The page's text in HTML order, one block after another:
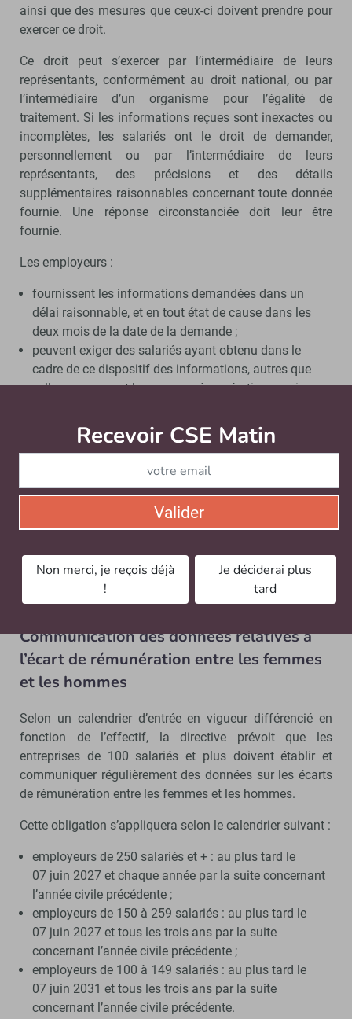
ainsi que des mesures que ceux-ci doivent prendre pour
exercer ce droit.
Ce droit peut s’exercer par l’intermédiaire de leurs
représentants, conformément au droit national, ou par
l’intermédiaire d’un organisme pour l’égalité de
traitement. Si les informations reçues sont inexactes ou
incomplètes, les salariés ont le droit de demander,
personnellement ou par l’intermédiaire de leurs
représentants, des précisions et des détails
supplémentaires raisonnables concernant toute donnée
fournie. Une réponse circonstanciée doit leur être
fournie.
Les employeurs :
fournissent les informations demandées dans un
délai raisonnable, et en tout état de cause dans les
deux mois de la date de la demande ;
peuvent exiger des salariés ayant obtenu dans le
cadre de ce dispositif des informations, autres que
celles concernant leur propre rémunération ou niveau
autres que l’exercice de leur droit à l’égalité des
rémunérations.
La directive prévoit que les salariés ne doivent pas être
empêchés de divulguer leur rémunération aux fins de
l’application du principe de l’égalité des rémunérations.
Les États doivent mettre en place des mesures visant à
interdire les clauses contractuelles qui empêchent les
travailleurs de divulguer des informations sur leur
Communication des données relatives à
l’écart de rémunération entre les femmes
et les hommes
Selon un calendrier d’entrée en vigueur différencié en
fonction de l’effectif, la directive prévoit que les
entreprises de 100 salariés et plus doivent établir et
communiquer régulièrement des données sur les écarts
de rémunération entre les femmes et les hommes.
Cette obligation s’appliquera selon le calendrier suivant :
employeurs de 250 salariés et + : au plus tard le
07 juin 2027 et chaque année par la suite concernant
l’année civile précédente ;
employeurs de 150 à 259 salariés : au plus tard le
07 juin 2027 et tous les trois ans par la suite
concernant l’année civile précédente ;
employeurs de 100 à 149 salariés : au plus tard le
07 juin 2031 et tous les trois ans par la suite
concernant l’année civile précédente.
Recevoir CSE Matin
Valider
Non merci, je reçois déjà
!
Je déciderai plus
tard